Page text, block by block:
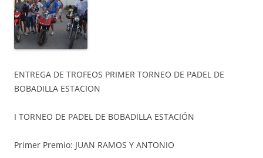
ENTREGA DE TROFEOS PRIMER TORNEO DE PADEL DE
BOBADILLA ESTACION
I TORNEO DE PADEL DE BOBADILLA ESTACIÓN
Primer Premio: JUAN RAMOS Y ANTONIO